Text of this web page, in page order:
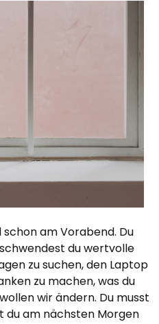
am Vorabend. Du
du wertvolle
zu suchen, den Laptop
zu machen, was du
wir ändern. Du musst
du am nächsten Morgen